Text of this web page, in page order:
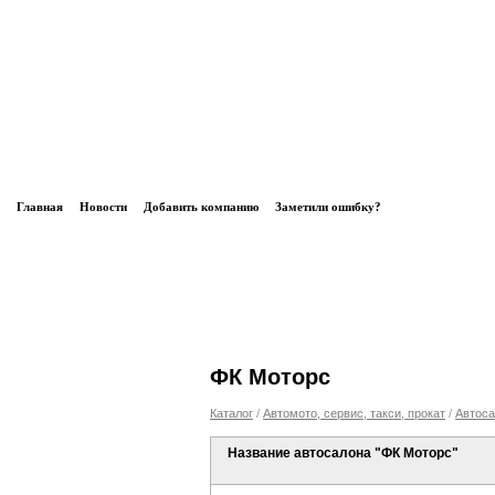
Главная Новости Добавить компанию Заметили ошибку?
ФК Моторс
Каталог / Автомото, сервис, такси, прокат /
Название автосалона "ФК Моторс"